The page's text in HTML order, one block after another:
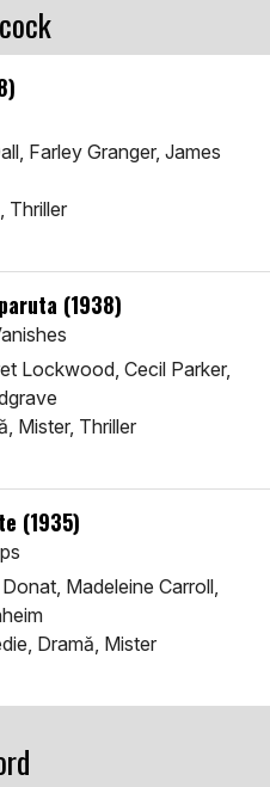
Farley Granger, James
Thriller
(1938)
Lockwood, Cecil Parker,
Mister, Thriller
(1935)
Madeleine Carroll,
Dramă, Mister